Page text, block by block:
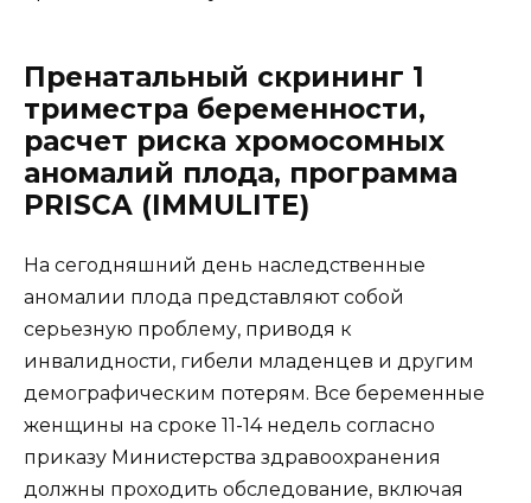
Пренатальный скрининг 1
триместра беременности,
расчет риска хромосомных
аномалий плода, программа
PRISCA (IMMULITE)
На сегодняшний день наследственные
аномалии плода представляют собой
серьезную проблему, приводя к
инвалидности, гибели младенцев и другим
демографическим потерям. Все беременные
женщины на сроке 11-14 недель согласно
приказу Министерства здравоохранения
должны проходить обследование, включая